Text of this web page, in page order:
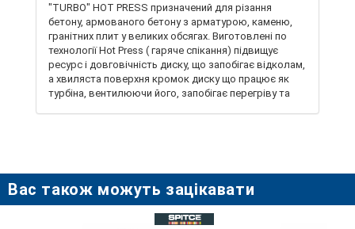
"TURBO" HOT PRESS призначений для різання
бетону, армованого бетону з арматурою, каменю,
гранітних плит у великих обсягах. Виготовлені по
технології Hot Press ( гаряче спікання) підвищує
ресурс і довговічність диску, що запобігає відколам,
а хвиляста поверхня кромок диску що працює як
турбіна, вентилюючи його, запобігає перегріву та
зносостійкістю ріжучих кромок. Ріжуча частина має
функцію самозаточування, забезпечує високу
продуктивність різання, при якому ріжуча кромка
Вас також можуть зацікавати